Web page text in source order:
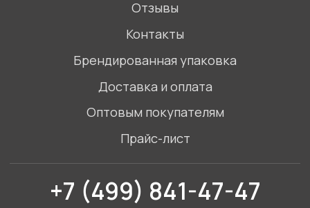
Политика конфиденциальности
ИП Голов Артемий Игоревич,
Адрес: Московская область, Одинцовский
городской округ, село Введенское, Торговый
комплекс Маркет
Разработка сайта
Смотреть на карте